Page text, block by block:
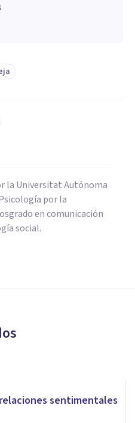
la Universitat Autónoma
por la
en comunicación
social.
sentimentales